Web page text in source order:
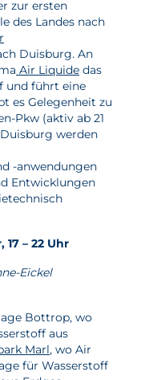
zur ersten
des Landes nach
Duisburg. An
Air Liquide das
und führt eine
es Gelegenheit zu
Pkw (aktiv ab 21
werden
-anwendungen
Entwicklungen
17 – 22 Uhr
Eickel
Bottrop, wo
aus
Marl, wo Air
für Wasserstoff